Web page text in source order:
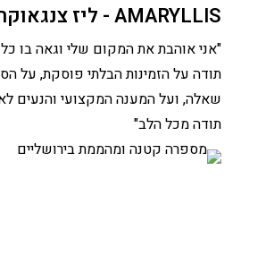
AMARYLLIS - ליז צנגאוקר
"אני אוהבת את המקום שלי וגאה בו
תודה על הזמינות הבלתי פוסקת, על
שאלה, ועל המענה המקצועי והנעים
תודה מכל הלב"